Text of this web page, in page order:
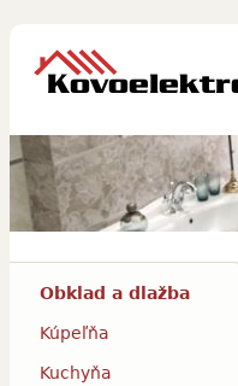
Obklad a dlažba
Kúpeľňa
Kuchyňa